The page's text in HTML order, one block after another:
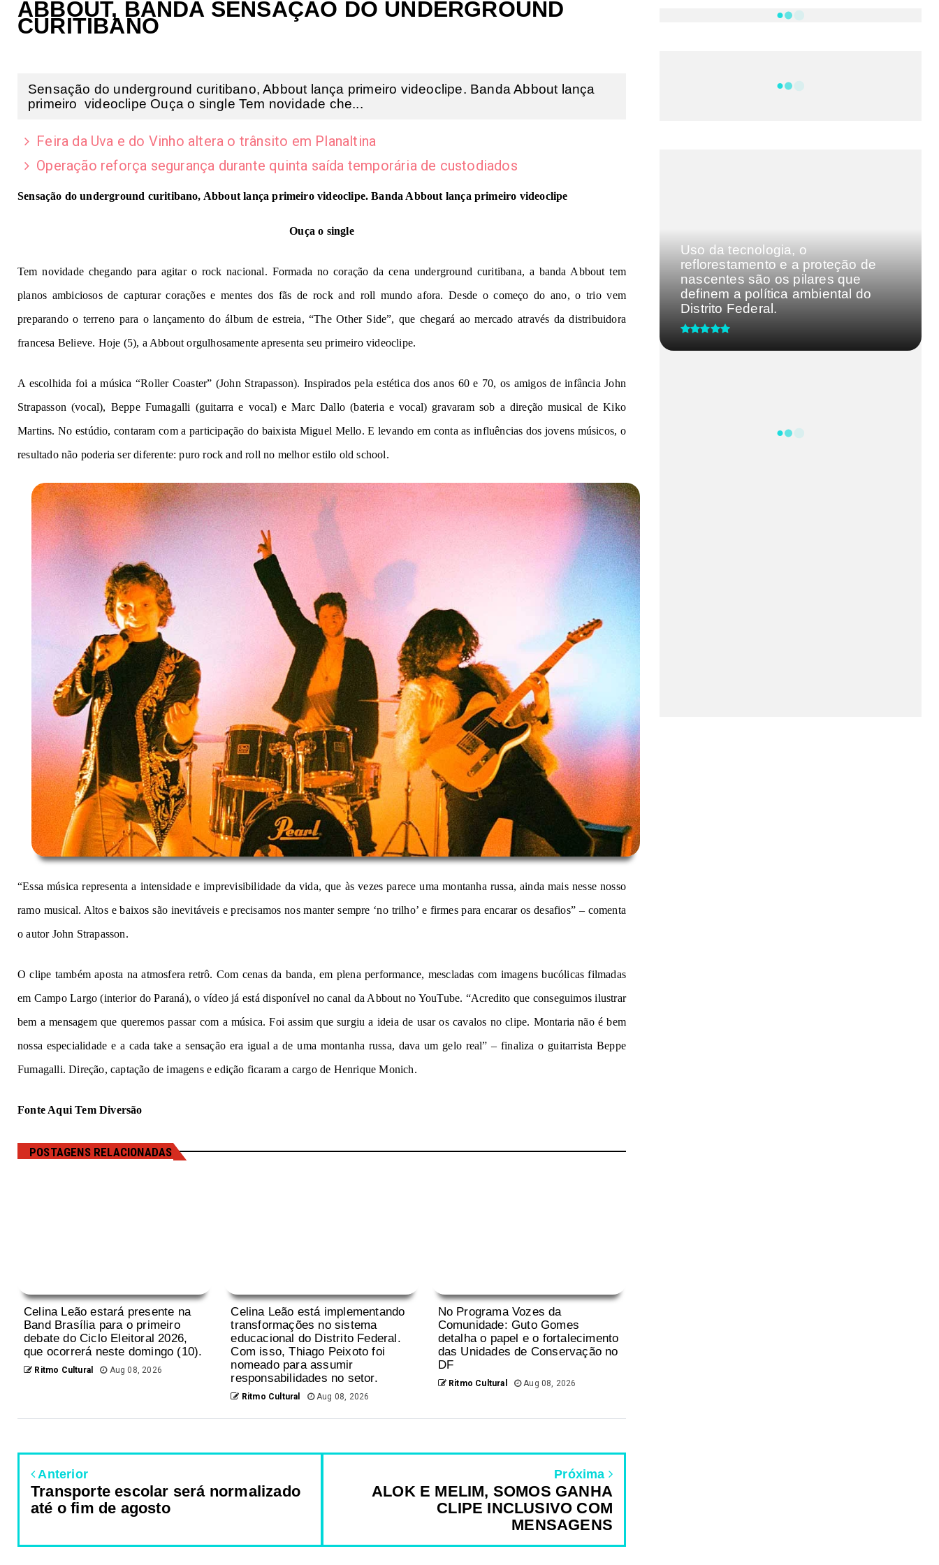
ABBOUT, BANDA SENSAÇÃO DO UNDERGROUND
CURITIBANO
Sensação do underground curitibano, Abbout lança primeiro videoclipe. Banda Abbout lança
primeiro videoclipe Ouça o single Tem novidade che...
Feira da Uva e do Vinho altera o trânsito em Planaltina
Operação reforça segurança durante quinta saída temporária de custodiados
Sensação do underground curitibano, Abbout lança primeiro videoclipe. Banda Abbout lança primeiro videoclipe
Ouça o single
Tem novidade chegando para agitar o rock nacional. Formada no coração da cena underground curitibana, a banda Abbout tem
planos ambiciosos de capturar corações e mentes dos fãs de rock and roll mundo afora. Desde o começo do ano, o trio vem
preparando o terreno para o lançamento do álbum de estreia, “The Other Side”, que chegará ao mercado através da distribuidora
francesa Believe. Hoje (5), a Abbout orgulhosamente apresenta seu primeiro videoclipe.
A escolhida foi a música “Roller Coaster” (John Strapasson). Inspirados pela estética dos anos 60 e 70, os amigos de infância John
Strapasson (vocal), Beppe Fumagalli (guitarra e vocal) e Marc Dallo (bateria e vocal) gravaram sob a direção musical de Kiko
Martins. No estúdio, contaram com a participação do baixista Miguel Mello. E levando em conta as influências dos jovens músicos, o
resultado não poderia ser diferente: puro rock and roll no melhor estilo old school.
“Essa música representa a intensidade e imprevisibilidade da vida, que às vezes parece uma montanha russa, ainda mais nesse nosso
ramo musical. Altos e baixos são inevitáveis e precisamos nos manter sempre ‘no trilho’ e firmes para encarar os desafios” – comenta
o autor John Strapasson.
O clipe também aposta na atmosfera retrô. Com cenas da banda, em plena performance, mescladas com imagens bucólicas filmadas
em Campo Largo (interior do Paraná), o vídeo já está disponível no canal da Abbout no YouTube. “Acredito que conseguimos ilustrar
bem a mensagem que queremos passar com a música. Foi assim que surgiu a ideia de usar os cavalos no clipe. Montaria não é bem
nossa especialidade e a cada take a sensação era igual a de uma montanha russa, dava um gelo real” – finaliza o guitarrista Beppe
Fumagalli. Direção, captação de imagens e edição ficaram a cargo de Henrique Monich.
Fonte Aqui Tem Diversão
POSTAGENS RELACIONADAS
Celina Leão estará presente na
Band Brasília para o primeiro
debate do Ciclo Eleitoral 2026,
que ocorrerá neste domingo (10).
Ritmo Cultural Aug 08, 2026
Celina Leão está implementando
transformações no sistema
educacional do Distrito Federal.
Com isso, Thiago Peixoto foi
nomeado para assumir
responsabilidades no setor.
Ritmo Cultural Aug 08, 2026
No Programa Vozes da
Comunidade: Guto Gomes
detalha o papel e o fortalecimento
das Unidades de Conservação no
DF
Ritmo Cultural Aug 08, 2026
Anterior
Transporte escolar será normalizado
até o fim de agosto
Próxima
ALOK E MELIM, SOMOS GANHA
CLIPE INCLUSIVO COM
MENSAGENS
FILMES E SÉRIES
Uso da tecnologia, o
reflorestamento e a proteção de
nascentes são os pilares que
definem a política ambiental do
Distrito Federal.